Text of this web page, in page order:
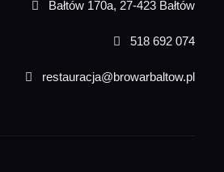
Bałtów 170a, 27-423 Bałtów
518 692 074
restauracja@browarbaltow.pl